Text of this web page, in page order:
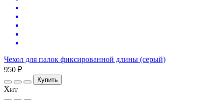
Чехол для палок фиксированной длины (серый)
950 ₽
Купить
Хит